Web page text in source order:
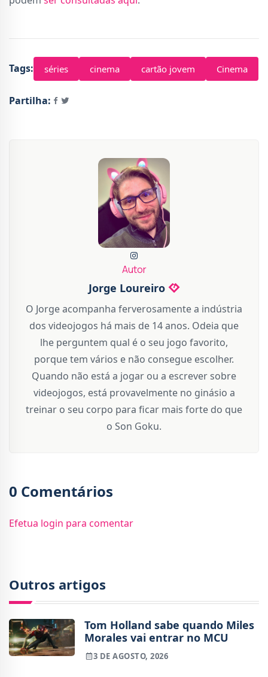
Tags: séries cinema cartão jovem Cinema
Partilha:
Autor
Jorge Loureiro
O Jorge acompanha ferverosamente a indústria
dos videojogos há mais de 14 anos. Odeia que
lhe perguntem qual é o seu jogo favorito,
porque tem vários e não consegue escolher.
Quando não está a jogar ou a escrever sobre
videojogos, está provavelmente no ginásio a
treinar o seu corpo para ficar mais forte do que
o Son Goku.
0 Comentários
Efetua login para comentar
Outros artigos
Tom Holland sabe quando Miles
Morales vai entrar no MCU
3 DE AGOSTO, 2026